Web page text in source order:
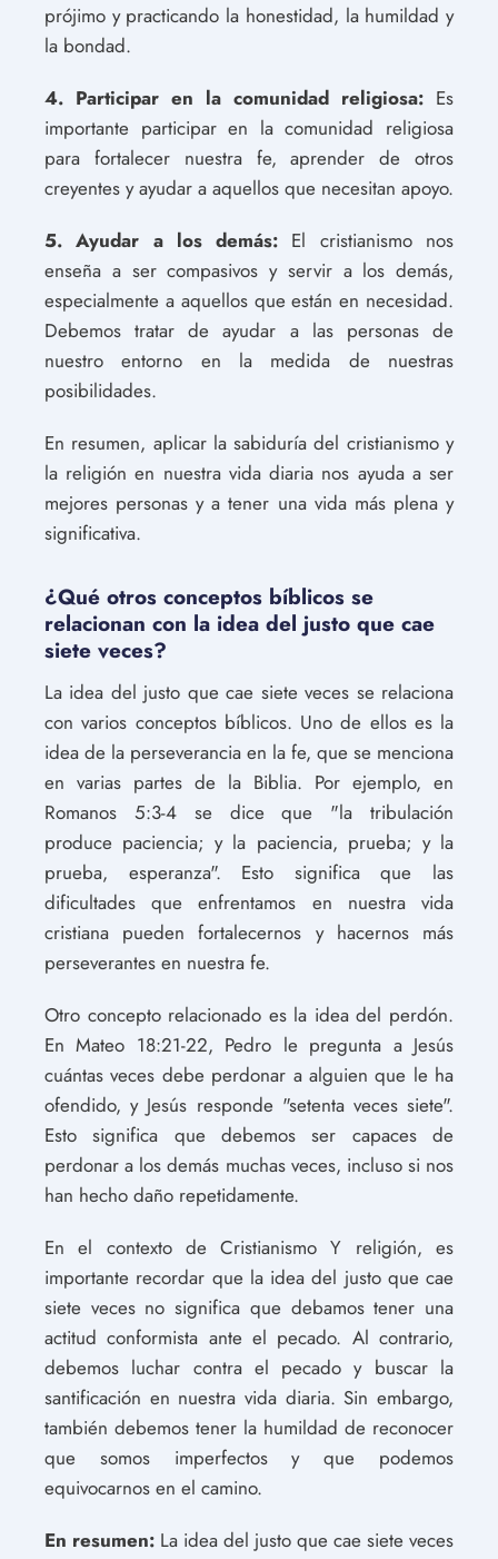
prójimo y practicando la honestidad, la humildad y
la bondad.
4. Participar en la comunidad religiosa: Es
importante participar en la comunidad religiosa
para fortalecer nuestra fe, aprender de otros
creyentes y ayudar a aquellos que necesitan apoyo.
5. Ayudar a los demás: El cristianismo nos
enseña a ser compasivos y servir a los demás,
especialmente a aquellos que están en necesidad.
Debemos tratar de ayudar a las personas de
nuestro entorno en la medida de nuestras
posibilidades.
En resumen, aplicar la sabiduría del cristianismo y
la religión en nuestra vida diaria nos ayuda a ser
mejores personas y a tener una vida más plena y
significativa.
¿Qué otros conceptos bíblicos se
relacionan con la idea del justo que cae
siete veces?
La idea del justo que cae siete veces se relaciona
con varios conceptos bíblicos. Uno de ellos es la
idea de la perseverancia en la fe, que se menciona
en varias partes de la Biblia. Por ejemplo, en
Romanos 5:3-4 se dice que "la tribulación
produce paciencia; y la paciencia, prueba; y la
prueba, esperanza". Esto significa que las
dificultades que enfrentamos en nuestra vida
cristiana pueden fortalecernos y hacernos más
perseverantes en nuestra fe.
Otro concepto relacionado es la idea del perdón.
En Mateo 18:21-22, Pedro le pregunta a Jesús
cuántas veces debe perdonar a alguien que le ha
ofendido, y Jesús responde "setenta veces siete".
Esto significa que debemos ser capaces de
perdonar a los demás muchas veces, incluso si nos
han hecho daño repetidamente.
En el contexto de Cristianismo Y religión, es
importante recordar que la idea del justo que cae
siete veces no significa que debamos tener una
actitud conformista ante el pecado. Al contrario,
debemos luchar contra el pecado y buscar la
santificación en nuestra vida diaria. Sin embargo,
también debemos tener la humildad de reconocer
que somos imperfectos y que podemos
equivocarnos en el camino.
En resumen: La idea del justo que cae siete veces